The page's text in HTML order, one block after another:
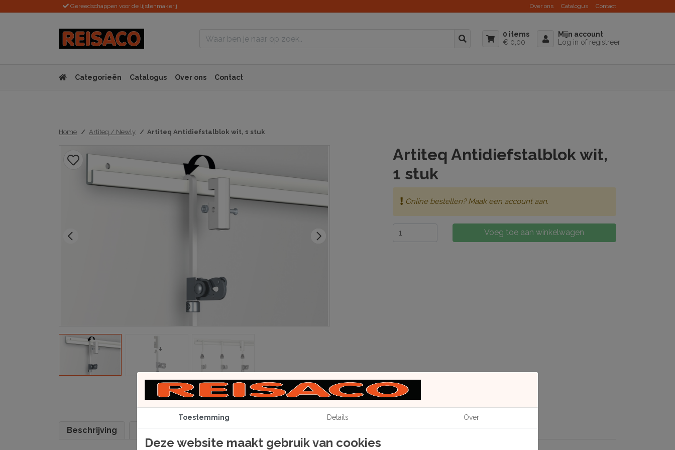
Gereedschappen voor de lijstenmakerij Over ons Catalogus Contact
0 items
€ 0,00
Mijn account
Log in of registreer
Categorieën Catalogus Over ons Contact
Home Artiteq / Newly Artiteq Antidiefstalblok wit, 1 stuk
Artiteq Antidiefstalblok wit,
1 stuk
Online bestellen? Maak een account aan.
Voeg toe aan winkelwagen
Beschrijving Specificaties
Toestemming Details Over
Deze website maakt gebruik van cookies